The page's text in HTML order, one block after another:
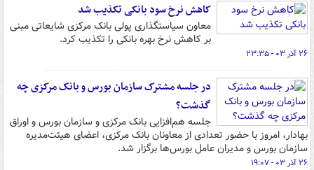
کاهش نرخ سود بانکی ‌تکذیب شد
معاون سیاستگذاری پولی بانک مرکزی شایعاتی مبنی
بر کاهش نرخ بهره بانکی را تکذیب کرد.
۲۶ آذر ۰۳ - ۲۳:۳۵
در جلسه مشترک سازمان بورس و بانک مرکزی چه
گذشت؟
جلسه هم‌افزایی بانک مرکزی و سازمان بورس و اوراق
بهادار، امروز با حضور تعدادی از معاونان بانک مرکزی، اعضای هیئت‌مدیره
سازمان بورس و مدیران عامل بورس‌ها برگزار شد.
۲۶ آذر ۰۳ - ۱۹:۰۷